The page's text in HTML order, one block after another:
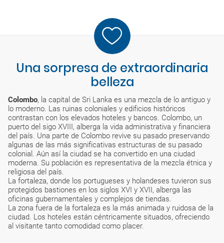
Una sorpresa de extraordinaria
belleza
Colombo, la capital de Sri Lanka es una mezcla de lo antiguo y
lo moderno. Las ruinas coloniales y edificios históricos
contrastan con los elevados hoteles y bancos. Colombo, un
puerto del sigo XVIII, alberga la vida administrativa y financiera
del país. Una parte de Colombo revive su pasado preservando
algunas de las más significativas estructuras de su pasado
colonial. Aún así la ciudad se ha convertido en una ciudad
moderna. Su población es representativa de la mezcla étnica y
religiosa del país.
La fortaleza, donde los portugueses y holandeses tuvieron sus
protegidos bastiones en los siglos XVI y XVII, alberga las
oficinas gubernamentales y complejos de tiendas.
La zona fuera de la fortaleza es la más animada y ruidosa de la
ciudad. Los hoteles están céntricamente situados, ofreciendo
al visitante tanto comodidad como placer.